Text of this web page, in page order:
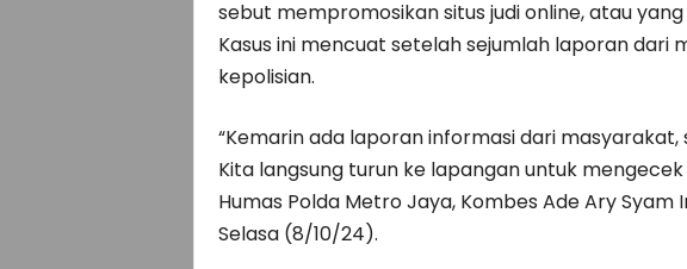
sebut mempromosikan situs judi online, atau yang
Kasus ini mencuat setelah sejumlah laporan dari
kepolisian.
“Kemarin ada laporan informasi dari masyarakat,
Kita langsung turun ke lapangan untuk
Humas Polda Metro Jaya, Kombes Ade Ary
Selasa (8/10/24).